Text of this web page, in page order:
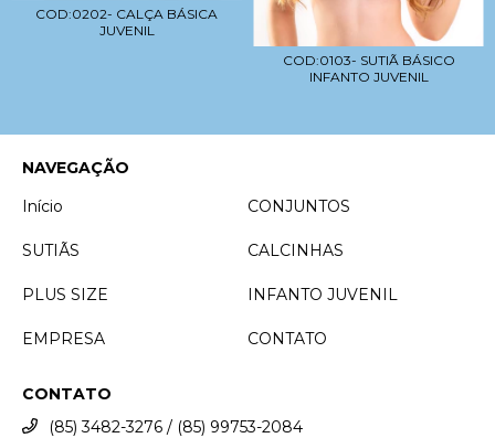
COD:0202- CALÇA BÁSICA
JUVENIL
COD:0103- SUTIÃ BÁSICO
INFANTO JUVENIL
NAVEGAÇÃO
Início
CONJUNTOS
SUTIÃS CALCINHAS
PLUS SIZE INFANTO JUVENIL
EMPRESA CONTATO
CONTATO
(85) 3482-3276 / (85) 99753-2084